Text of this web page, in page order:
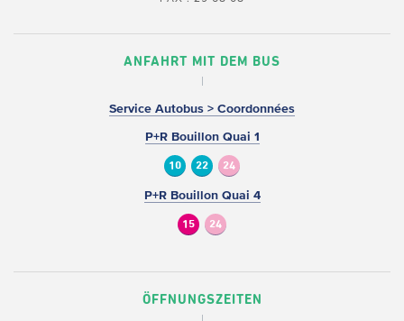
ANFAHRT MIT DEM BUS
Service Autobus > Coordonnées
P+R Bouillon Quai 1
10 22 24
P+R Bouillon Quai 4
15 24
ÖFFNUNGSZEITEN